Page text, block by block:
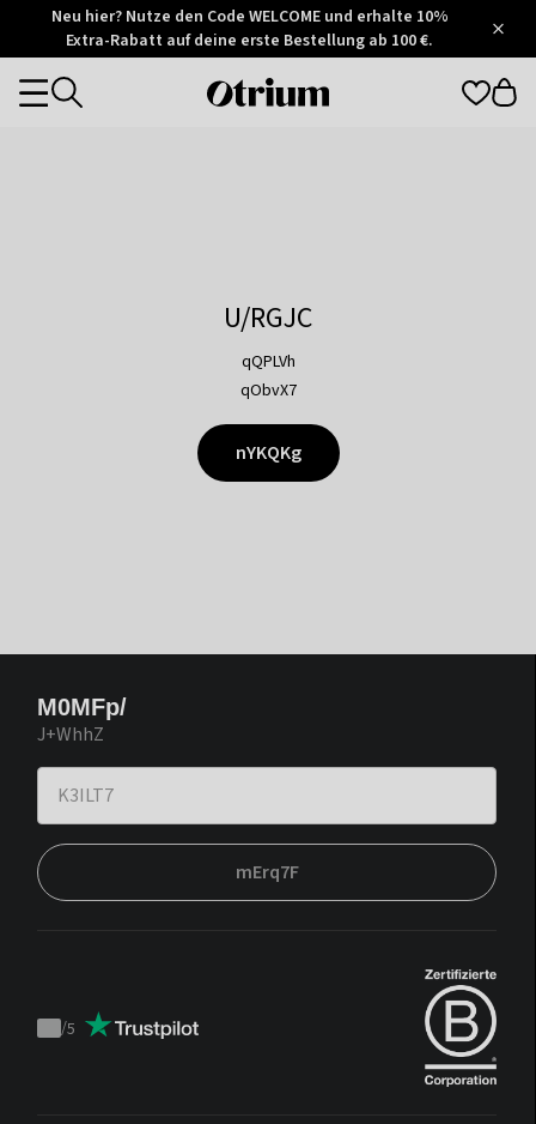
Otrium
Trustpilot
Neu hier? Nutze den Code WELCOME und erhalte 10%
Extra-Rabatt auf deine erste Bestellung ab 100 €.
Otrium
Categories
U/RGJC
qQPLVh
qObvX7
nYKQKg
M0MFp/
J+WhhZ
mErq7F
Trustpilot
/5